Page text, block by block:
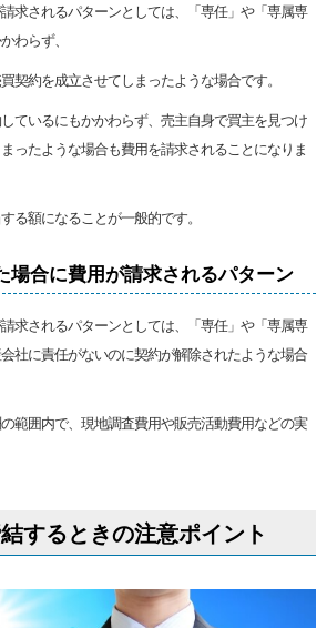
求されるパターンとしては、「専任」や「専属専
わらず、
契約を成立させてしまったような場合です。
ているにもかかわらず、売主自身で買主を見つけ
ったような場合も費用を請求されることになりま
る額になることが一般的です。
場合に費用が請求されるパターン
求されるパターンとしては、「専任」や「専属専
社に責任がないのに契約が解除されたような場合
範囲内で、現地調査費用や販売活動費用などの実
するときの注意ポイント